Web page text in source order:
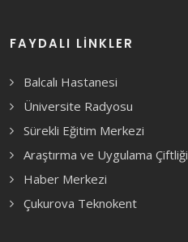
FAYDALI LINKLER
Balcalı Hastanesi
Üniversite Radyosu
Sürekli Eğitim Merkezi
Araştırma ve Uygulama Çiftliği
Haber Merkezi
Çukurova Teknokent